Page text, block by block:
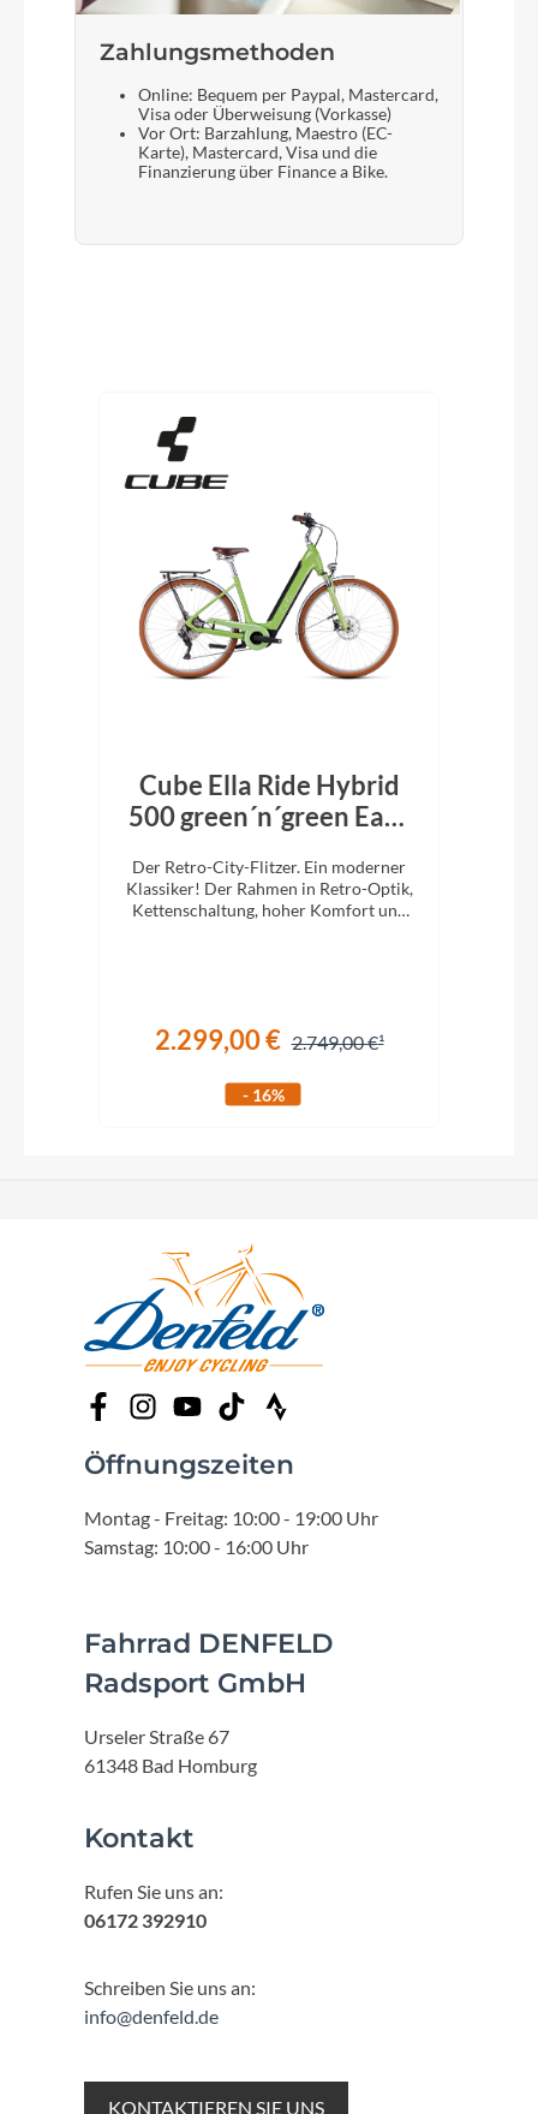
Zahlungsmethoden
Online: Bequem per Paypal, Mastercard,
Visa oder Überweisung (Vorkasse)
Vor Ort: Barzahlung, Maestro (EC-
Karte), Mastercard, Visa und die
Finanzierung über Finance a Bike.
Cube Ella Ride Hybrid
500 green´n´green Easy
Der Retro-City-Flitzer. Ein moderner
Klassiker! Der Rahmen in Retro-Optik,
Kettenschaltung, hoher Komfort und
2.299,00 € 2.749,00 €
- 16%
Öffnungszeiten
Montag - Freitag: 10:00 - 19:00 Uhr
Samstag: 10:00 - 16:00 Uhr
Fahrrad DENFELD
Radsport GmbH
Urseler Straße 67
61348 Bad Homburg
Kontakt
Rufen Sie uns an:
06172 392910
Schreiben Sie uns an:
info@denfeld.de
KONTAKTIEREN SIE UNS